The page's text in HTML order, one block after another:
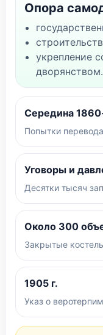
Опора
укрепление
дворянством.
Середина
Попытки
Уговоры и
Десятки тысяч
Около 300
Закрытые
1905 г.
Указ о